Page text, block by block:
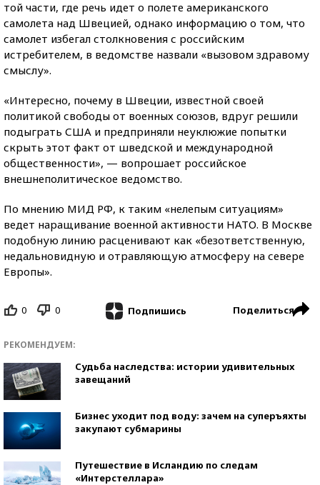
той части, где речь идет о полете американского
самолета над Швецией, однако информацию о том, что
самолет избегал столкновения с российским
истребителем, в ведомстве назвали «вызовом здравому
смыслу».
«Интересно, почему в Швеции, известной своей
политикой свободы от военных союзов, вдруг решили
подыграть США и предприняли неуклюжие попытки
скрыть этот факт от шведской и международной
общественности», — вопрошает российское
внешнеполитическое ведомство.
По мнению МИД РФ, к таким «нелепым ситуациям»
ведет наращивание военной активности НАТО. В Москве
подобную линию расценивают как «безответственную,
недальновидную и отравляющую атмосферу на севере
Европы».
0 0 Подпишись Поделиться
РЕКОМЕНДУЕМ:
Судьба наследства: истории удивительных
завещаний
Бизнес уходит под воду: зачем на суперъяхты
закупают субмарины
Путешествие в Исландию по следам
«Интерстеллара»